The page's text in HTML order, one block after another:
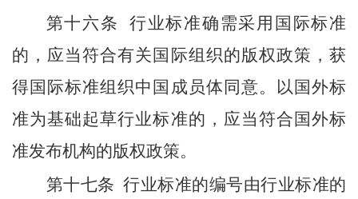
第十六条
行业标准确需采用国际标准
的，应当符合有关国际组织的版权政策，获
得国际标准组织中国成员体同意。以国外标
准为基础起草行业标准的，应当符合国外标
准发布机构的版权政策。
第十七条 行业标准的编号由行业标准的